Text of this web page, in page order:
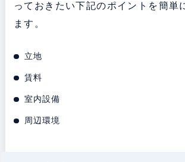
っておきたい下記のポイントを簡単
ます。
立地
賃料
室内設備
周辺環境